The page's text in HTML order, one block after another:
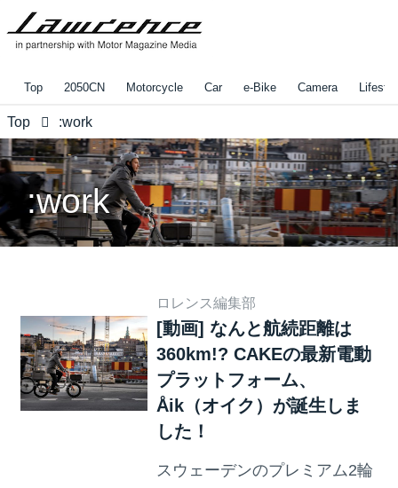
Top 2050CN Motorcycle Car e-Bike Camera
Top :work
:work
ロレンス編集部
[動画] なんと航続距離は
360km!? CAKEの最新電動
プラットフォーム、
Åik（オイク）が誕生しま
した！
スウェーデンのプレミアム2輪